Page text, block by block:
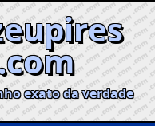
exato da verdade